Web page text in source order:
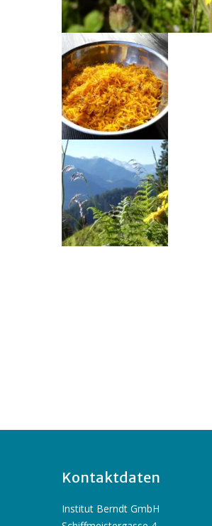
Kontaktdaten
Institut Berndt GmbH